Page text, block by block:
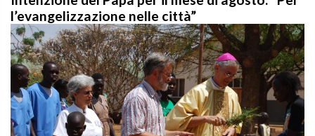
l’evangelizzazione nelle città”